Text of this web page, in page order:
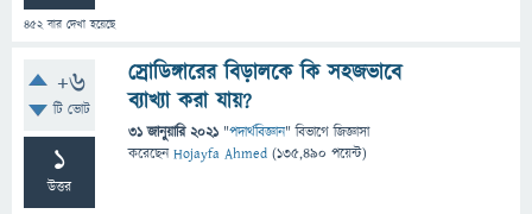
452বার দেখা হয়েছে
+6
টি ভোট
1
উত্তর
স্রোডিঙ্গারের বিড়ালকে কি সহজভাবে
ব্যাখ্যা করা যায়?
31 জানুয়ারি 2021 "পদার্থবিজ্ঞান" বিভাগে জিজ্ঞাসা
করেছেনHojayfa Ahmed (135,490 পয়েন্ট)